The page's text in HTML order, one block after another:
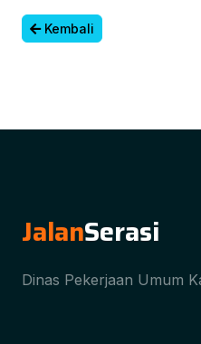
Kembali
JalanSerasi
Dinas Pekerjaan Umum